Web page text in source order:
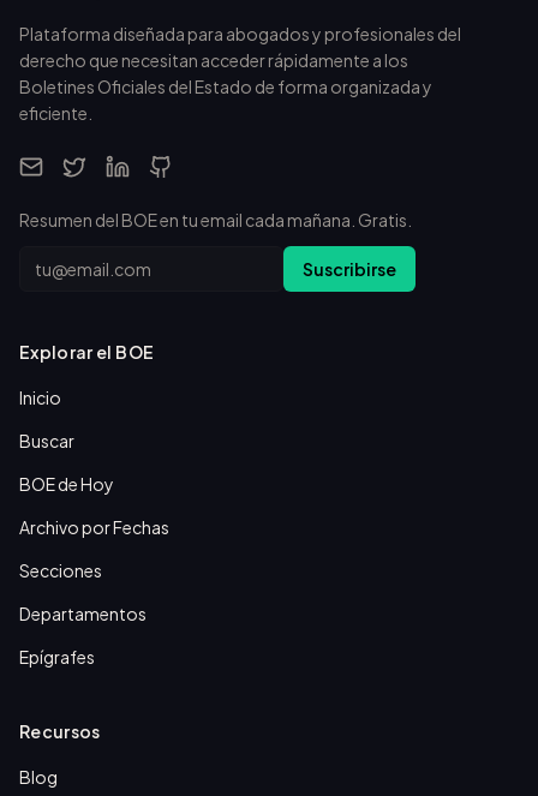
Plataforma diseñada para abogados y profesionales del
derecho que necesitan acceder rápidamente a los
Boletines Oficiales del Estado de forma organizada y
eficiente.
Resumen del BOE en tu email cada mañana. Gratis.
Email Suscribirse
Explorar el BOE
Inicio
Buscar
BOE de Hoy
Archivo por Fechas
Secciones
Departamentos
Epígrafes
Recursos
Blog